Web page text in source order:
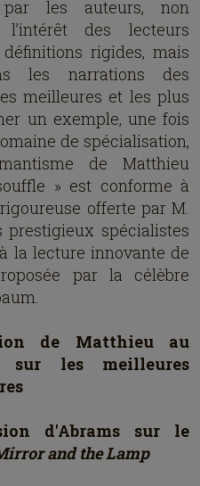
par les auteurs, non
l’intérêt des lecteurs
rigides, mais
les narrations des
meilleures et les plus
un exemple, une fois
de spécialisation,
de Matthieu
» est conforme à
offerte par M.
spécialistes
la lecture innovante de
par la célèbre
de Matthieu au
sur les meilleures
d'Abrams sur le
and the Lamp